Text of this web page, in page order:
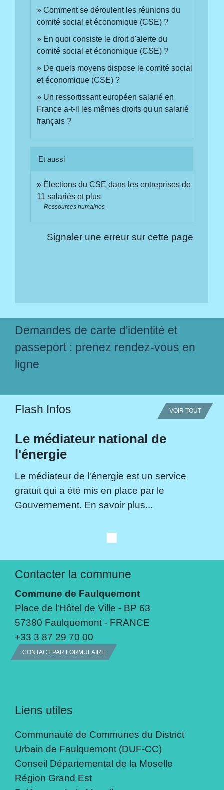
Comment se déroulent les réunions du
comité social et économique (CSE) ?
En quoi consiste le droit d'alerte du
comité social et économique (CSE) ?
De quels moyens dispose le comité social
et économique (CSE) ?
Un ressortissant européen salarié en
France a-t-il les mêmes droits qu'un salarié
français ?
Et aussi
Élections du CSE dans les entreprises de
11 salariés et plus
Ressources humaines
Signaler une erreur sur cette page
Demandes de carte d'identité et
passeport : prenez rendez-vous en
ligne
Flash Infos VOIR TOUT
Le médiateur national de
l'énergie
Le médiateur de l'énergie est un service
gratuit qui a été mis en place par le
Gouvernement. En savoir plus...
Contacter la commune
Commune de Faulquemont
Place de l'Hôtel de Ville - BP 63
57380 Faulquemont - FRANCE
+33 3 87 29 70 00
CONTACT PAR FORMULAIRE
Liens utiles
Communauté de Communes du District
Urbain de Faulquemont (DUF-CC)
Conseil Départemental de la Moselle
Région Grand Est